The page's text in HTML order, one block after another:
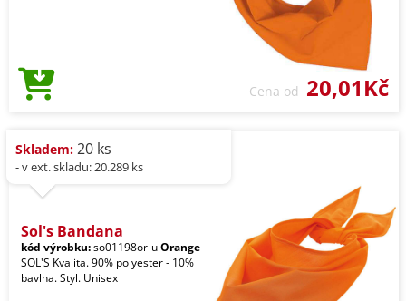
Cena od 20,01Kč
Skladem: 20 ks
- v ext. skladu: 20.289 ks
Sol's Bandana
kód výrobku:so01198or-uOrange
SOL'S Kvalita. 90% polyester - 10%
bavlna. Styl. Unisex